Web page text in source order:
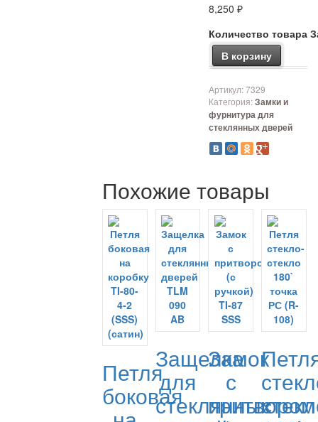
8,250₽
Количество товара
В корзину
Артикул:7329
Категория:Замки и
фурнитура для
стеклянных дверей
Похожие товары
Петля
боковая
Защелка
для
стеклянных
Замок
с
притвором